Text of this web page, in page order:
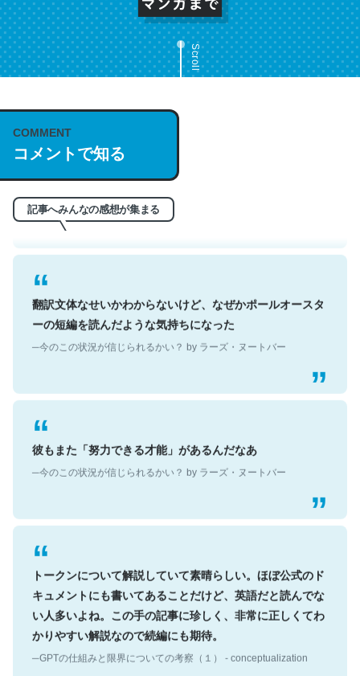
Scroll
COMMENT
コメントで知る
記事へみんなの感想が集まる
これは名文。彼はとてもクレバーなんだろうなと凄く思
う。英語少しでも読める人は原文もお勧め。自分はこの流
れ好き。Let’s Fucking Go. Then Covid hit. Shit.
翻訳文体なせいかわからないけど、なぜかポールオースタ
ーの短編を読んだような気持ちになった
彼もまた「努力できる才能」があるんだなあ
トークンについて解説していて素晴らしい。ほぼ公式のド
キュメントにも書いてあることだけど、英語だと読んでな
い人多いよね。この手の記事に珍しく、非常に正しくてわ
かりやすい解説なので続編にも期待。